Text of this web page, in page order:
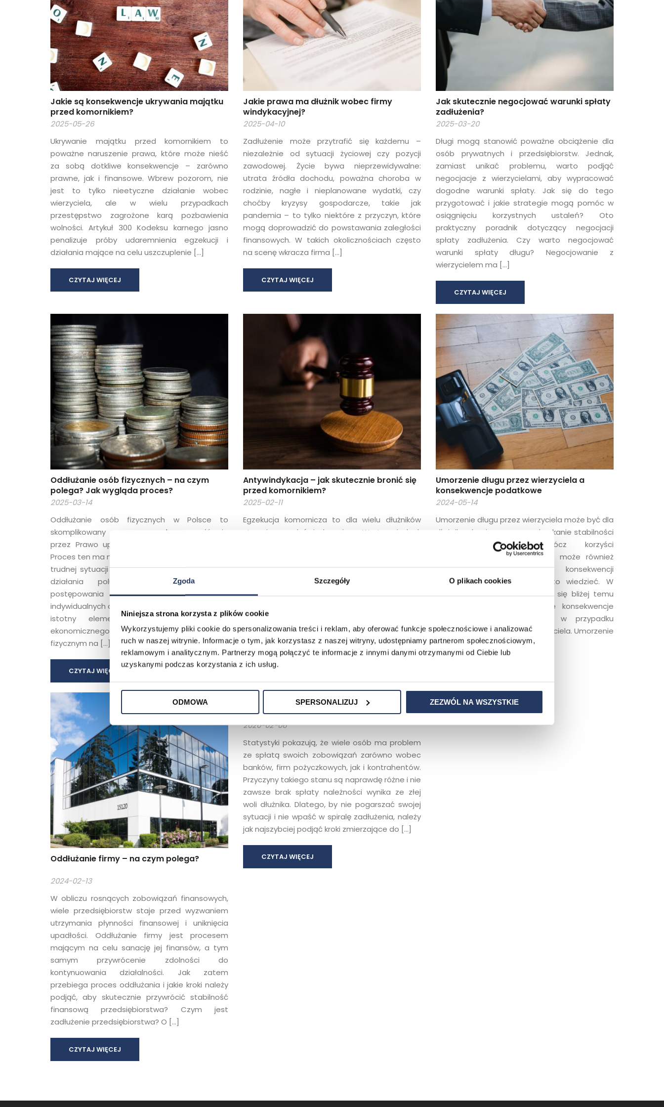
Zgoda Szczegóły O plikach cookies
Niniejsza strona korzysta z plików cookie
Wykorzystujemy pliki cookie do spersonalizowania treści i reklam, aby oferować funkcje społecznościowe i analizować
ruch w naszej witrynie. Informacje o tym, jak korzystasz z naszej witryny, udostępniamy partnerom społecznościowym,
reklamowym i analitycznym. Partnerzy mogą połączyć te informacje z innymi danymi otrzymanymi od Ciebie lub
uzyskanymi podczas korzystania z ich usług.
ODMOWA SPERSONALIZUJ ZEZWÓL NA WSZYSTKIE
Jakie są konsekwencje ukrywania majątku
przed komornikiem?
2025-05-26
Ukrywanie majątku przed komornikiem to
poważne naruszenie prawa, które może nieść
za sobą dotkliwe konsekwencje – zarówno
prawne, jak i finansowe. Wbrew pozorom, nie
jest to tylko nieetyczne działanie wobec
wierzyciela, ale w wielu przypadkach
przestępstwo zagrożone karą pozbawienia
wolności. Artykuł 300 Kodeksu karnego jasno
penalizuje próby udaremnienia egzekucji i
działania mające na celu uszczuplenie […]
CZYTAJ WIĘCEJ
Jakie prawa ma dłużnik wobec firmy
windykacyjnej?
2025-04-10
Zadłużenie może przytrafić się każdemu –
niezależnie od sytuacji życiowej czy pozycji
zawodowej. Życie bywa nieprzewidywalne:
utrata źródła dochodu, poważna choroba w
rodzinie, nagłe i nieplanowane wydatki, czy
choćby kryzysy gospodarcze, takie jak
pandemia – to tylko niektóre z przyczyn, które
mogą doprowadzić do powstawania zaległości
finansowych. W takich okolicznościach często
na scenę wkracza firma […]
CZYTAJ WIĘCEJ
Jak skutecznie negocjować warunki spłaty
zadłużenia?
2025-03-20
Długi mogą stanowić poważne obciążenie dla
osób prywatnych i przedsiębiorstw. Jednak,
zamiast unikać problemu, warto podjąć
negocjacje z wierzycielami, aby wypracować
dogodne warunki spłaty. Jak się do tego
przygotować i jakie strategie mogą pomóc w
osiągnięciu korzystnych ustaleń? Oto
praktyczny poradnik dotyczący negocjacji
spłaty zadłużenia. Czy warto negocjować
warunki spłaty długu? Negocjowanie z
wierzycielem ma […]
CZYTAJ WIĘCEJ
Oddłużanie osób fizycznych – na czym
polega? Jak wygląda proces?
2025-03-14
Oddłużanie osób fizycznych w Polsce to
skomplikowany proces, regulowany głównie
przez Prawo upadłościowe i Prawo bankowe.
Proces ten ma na celu pomóc dłużnikom wyjść z
trudnej sytuacji finansowej i obejmuje zarówno
działania polubowne, jak i formalne
postępowania sądowe, zależnie od
indywidualnych okoliczności. Oddłużanie stanowi
istotny element systemu prawnego i
ekonomicznego, który pozwala osobom
fizycznym na […]
CZYTAJ WIĘCEJ
Antywindykacja – jak skutecznie bronić się
przed komornikiem?
2025-02-11
Egzekucja komornicza to dla wielu dłużników
stresujące doświadczenie. Warto jednak
niniejszym artykule przedstawiamy skuteczne
metody obrony, zgodne z aktualnymi
wiedzieć? Zgodnie z art. 804 Kodeksu
postępowania cywilnego (KPC), komornik nie
ma prawa […]
CZYTAJ WIĘCEJ
Umorzenie długu przez wierzyciela a
konsekwencje podatkowe
2024-05-14
Umorzenie długu przez wierzyciela może być dla
dłużnika ulgą i szansą na odzyskanie stabilności
finansowej. Jednak, oprócz korzyści
finansowych, umorzenie długu może również
prowadzić do pewnych konsekwencji
podatkowych, o których warto wiedzieć. W
dzisiejszym artykule przyjrzymy się bliżej temu
zagadnieniu i omówimy, jakie konsekwencje
podatkowe mogą wystąpić w przypadku
zwolenenia z długu przez wierzyciela. Umorzenie
[…]
Oddłużanie firmy – na czym polega?
2024-02-13
W obliczu rosnących zobowiązań finansowych,
wiele przedsiębiorstw staje przed wyzwaniem
utrzymania płynności finansowej i uniknięcia
upadłości. Oddłużanie firmy jest procesem
mającym na celu sanację jej finansów, a tym
samym przywrócenie zdolności do
kontynuowania działalności. Jak zatem
przebiega proces oddłużania i jakie kroki należy
podjąć, aby skutecznie przywrócić stabilność
finansową przedsiębiorstwa? Czym jest
zadłużenie przedsiębiorstwa? O […]
CZYTAJ WIĘCEJ
Kancelaria antywindykacyjna, czyli
specjalista w oddłużaniu
2020-02-06
Statystyki pokazują, że wiele osób ma problem
ze spłatą swoich zobowiązań zarówno wobec
banków, firm pożyczkowych, jak i kontrahentów.
Przyczyny takiego stanu są naprawdę różne i nie
zawsze brak spłaty należności wynika ze złej
woli dłużnika. Dlatego, by nie pogarszać swojej
sytuacji i nie wpaść w spiralę zadłużenia, należy
jak najszybciej podjąć kroki zmierzające do […]
CZYTAJ WIĘCEJ